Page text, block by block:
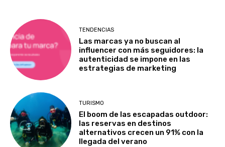
TENDENCIAS
Las marcas ya no buscan al
influencer con más seguidores: la
autenticidad se impone en las
estrategias de marketing
TURISMO
El boom de las escapadas outdoor:
las reservas en destinos
alternativos crecen un 91% con la
llegada del verano